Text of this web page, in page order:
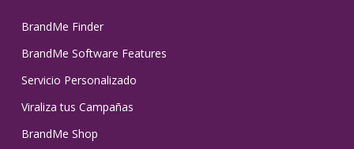
BrandMe Finder
BrandMe Software Features
Servicio Personalizado
Viraliza tus Campañas
BrandMe Shop